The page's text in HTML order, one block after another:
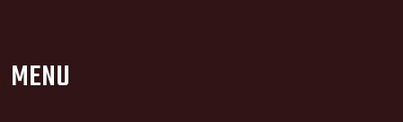
MENU